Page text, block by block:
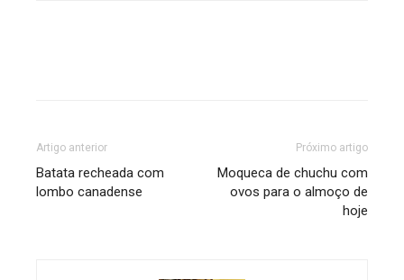
Artigo anterior
Batata recheada com
lombo canadense
Próximo artigo
Moqueca de chuchu com
ovos para o almoço de
hoje